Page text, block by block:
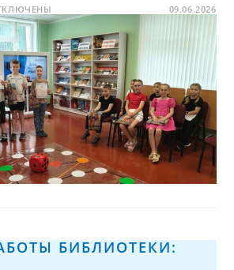
–
быть
успешным
09.06.2026
БИБЛИОТЕКИ: